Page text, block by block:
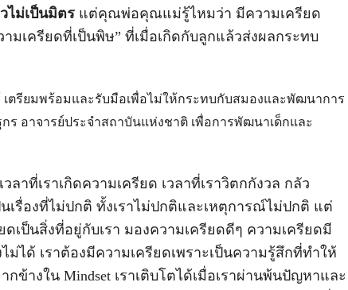
ไม่เป็นมิตร แต่คุณพ่อคุณแม่รู้ไหมว่า มีความเครียด
มเครียดที่เป็นพิษ” ที่เมื่อเกิดกับลูกแล้วส่งผลกระทบ
เตรียมพร้อมและรับมือเพื่อไม่ให้กระทบกับสมองและพัฒนาการ
กร อาจารย์ประจำสถาบันแห่งชาติ เพื่อการพัฒนาเด็กและ
ลาที่เราเกิดความเครียด เวลาที่เราวิตกกังวล กลัว
เรื่องที่ไม่ปกติ ทั้งเราไม่ปกติและเหตุการณ์ไม่ปกติ แต่
เป็นสิ่งที่อยู่กับเรา มองความเครียดดีๆ ความเครียดมี
ม่ได้ เราต้องมีความเครียดเพราะเป็นความรู้สึกที่ทำให้
ข้างใน Mindset เราเติบโตได้เมื่อเราผ่านพ้นปัญหาและ